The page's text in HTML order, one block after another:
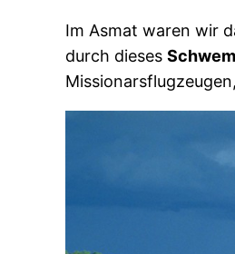
Im Asmat waren wir
durch dieses